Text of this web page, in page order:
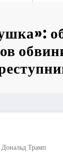
Дональд Трамп